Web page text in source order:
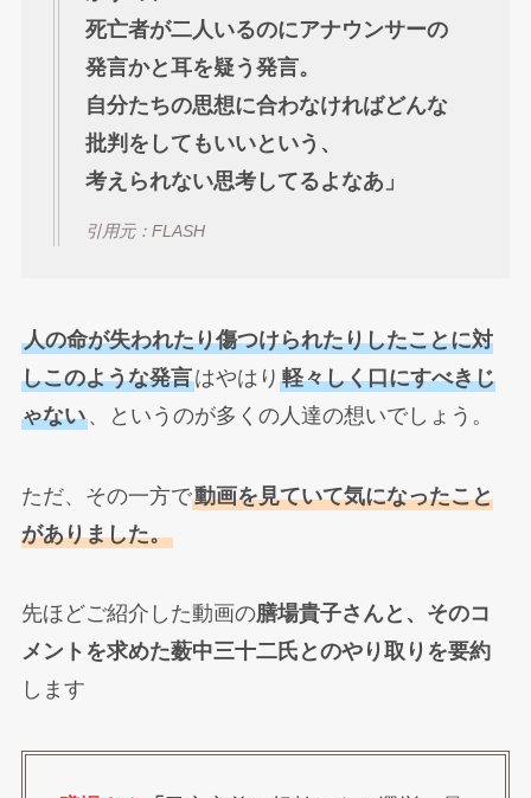
死亡者が二人いるのにアナウンサーの
発言かと耳を疑う発言。
自分たちの思想に合わなければどんな
批判をしてもいいという、
考えられない思考してるよなあ」
引用元：FLASH
人の命が失われたり傷つけられたりしたことに対
しこのような発言はやはり 軽々しく口にすべきじ
ゃない、というのが多くの人達の想いでしょう。
ただ、その一方で動画を見ていて気になったこと
がありました。
先ほどご紹介した動画の膳場貴子さんと、そのコ
メントを求めた薮中三十二氏とのやり取りを要約
します